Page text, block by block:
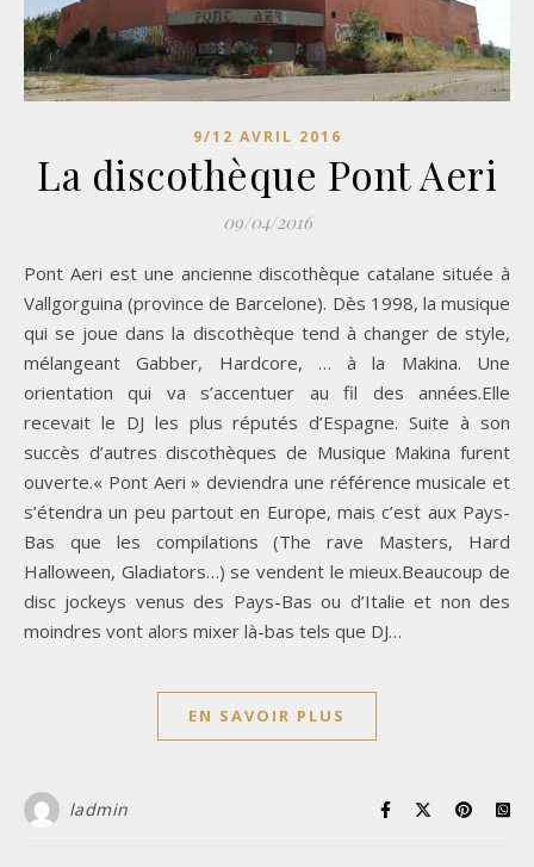
9/12 AVRIL 2016
La discothèque Pont Aeri
09/04/2016
Pont Aeri est une ancienne discothèque catalane située à
Vallgorguina (province de Barcelone). Dès 1998, la musique
qui se joue dans la discothèque tend à changer de style,
mélangeant Gabber, Hardcore, … à la Makina. Une
orientation qui va s’accentuer au fil des années.Elle
recevait le DJ les plus réputés d’Espagne. Suite à son
succès d’autres discothèques de Musique Makina furent
ouverte.« Pont Aeri » deviendra une référence musicale et
s’étendra un peu partout en Europe, mais c’est aux Pays-
Bas que les compilations (The rave Masters, Hard
Halloween, Gladiators…) se vendent le mieux.Beaucoup de
disc jockeys venus des Pays-Bas ou d’Italie et non des
moindres vont alors mixer là-bas tels que DJ…
EN SAVOIR PLUS
ladmin